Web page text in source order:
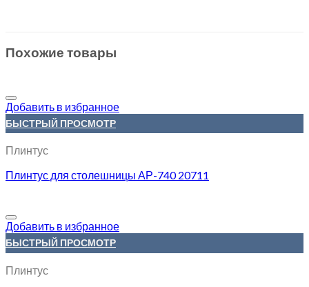
Похожие товары
Добавить в избранное
БЫСТРЫЙ ПРОСМОТР
Плинтус
Плинтус для столешницы АР-740 20711
Добавить в избранное
БЫСТРЫЙ ПРОСМОТР
Плинтус